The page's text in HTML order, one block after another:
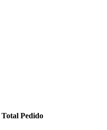
Total Pedido